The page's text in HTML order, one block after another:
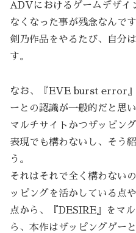
ADVにおけるゲームデザイ
なくなった事が残念なんです
剣乃作品をやるたび、自分
す。
なお、『EVE burst error
ーとの認識が一般的だと思い
マルチサイトかつザッピン
表現でも構わないし、そう
う。
それはそれで全く構わない
ッピングを活かしている点
点から、『DESIRE』をマ
ら、本作はザッピングゲー